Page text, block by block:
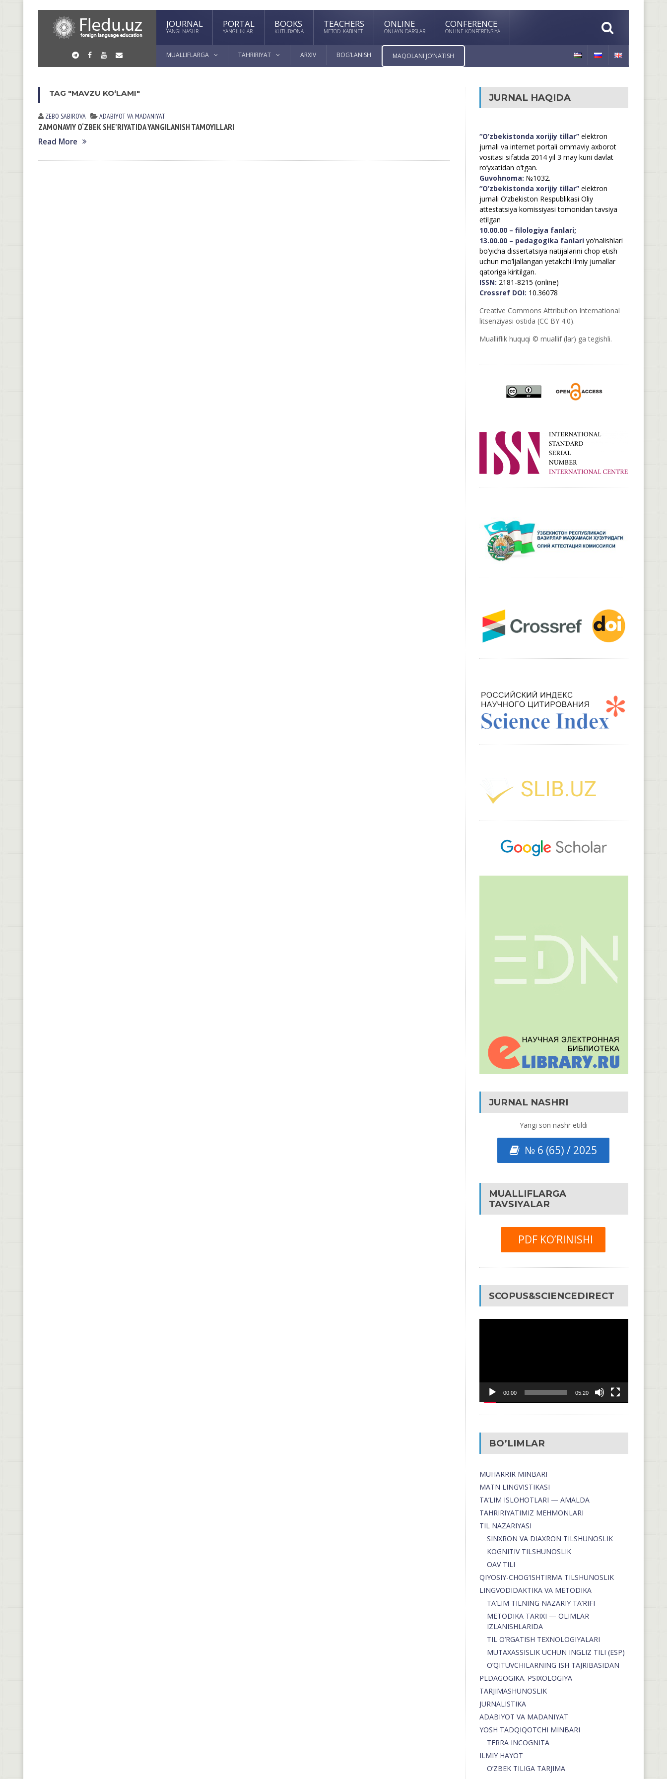
JOURNAL
YANGI NASHR
PORTAL
YANGILIKLAR
BOOKS
KUTUBXONA
TEACHERS
METOD. KABINET
ONLINE
ONLAYN DARSLAR
CONFERENCE
ONLINE KONFERENSIYA
MUALLIFLARGA TAHRIRIYAT ARXIV BOG’LANISH MAQOLANI JO’NATISH
TAG "MAVZU KO‘LAMI"
ZEBO SАBIROVА АDАBIYOT VА MАDАNIYAT
ZAMONAVIY O‘ZBEK SHE’RIYATIDA YANGILANISH TAMOYILLARI
Read More
JURNAL HAQIDA
“O’zbekistonda xorijiy tillar”elektron
jurnali va internet portali ommaviy axborot
vositasi sifatida 2014 yil 3 may kuni davlat
ro’yxatidan o’tgan.
Guvohnoma: №1032.
“O’zbekistonda xorijiy tillar”elektron
jurnali O’zbekiston Respublikasi Oliy
attestatsiya komissiyasi tomonidan tavsiya
etilgan
10.00.00 – filologiya fanlari;
13.00.00 – pedagogika fanlariyo’nalishlari
bo’yicha dissertatsiya natijalarini chop etish
uchun mo’ljallangan yetakchi ilmiy jurnallar
qatoriga kiritilgan.
ISSN: 2181-8215 (online)
Crossref DOI: 10.36078
Creative Commons Attribution International
litsenziyasi ostida (CC BY 4.0).
Mualliflik huquqi © muallif (lar) ga tegishli.
JURNAL NASHRI
Yangi son nashr etildi
№ 6 (65) / 2025
MUALLIFLARGA
TAVSIYALAR
PDF KO’RINISHI
SCOPUS&SCIENCEDIRECT
00:00 05:20
BO’LIMLAR
MUHARRIR MINBARI
MATN LINGVISTIKASI
TA’LIM ISLOHOTLARI — AMALDA
TAHRIRIYATIMIZ MEHMONLARI
TIL NAZARIYASI
SINXRON VA DIAXRON TILSHUNOSLIK
KOGNITIV TILSHUNOSLIK
OAV TILI
QIYOSIY-CHOG‘ISHTIRMA TILSHUNOSLIK
LINGVODIDAKTIKA VA METODIKA
TA’LIM TILNING NAZARIY TA’RIFI
METODIKA TARIXI — OLIMLAR
IZLANISHLARIDA
TIL O’RGATISH TEXNOLOGIYALARI
MUTAXASSISLIK UCHUN INGLIZ TILI (ESP)
O’QITUVCHILARNING ISH TAJRIBASIDAN
PEDAGOGIKA. PSIXOLOGIYA
TARJIMASHUNOSLIK
JURNALISTIKA
ADABIYOT VA MADANIYAT
YOSH TADQIQOTCHI MINBARI
TERRA INCOGNITA
ILMIY HAYOT
O’ZBEK TILIGA TARJIMA